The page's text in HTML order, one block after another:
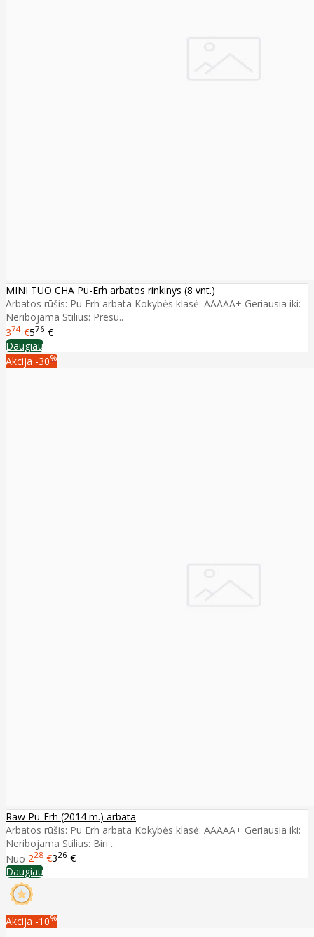
MINI TUO CHA Pu-Erh arbatos rinkinys (8 vnt.)
Arbatos rūšis: Pu Erh arbata Kokybės klasė: AAAAA+ Geriausia iki:
Neribojama Stilius: Presu..
374 €576 €
Daugiau
Akcija -30%
Raw Pu-Erh (2014 m.) arbata
Arbatos rūšis: Pu Erh arbata Kokybės klasė: AAAAA+ Geriausia iki:
Neribojama Stilius: Biri ..
Nuo 228 €326 €
Daugiau
Akcija -10%